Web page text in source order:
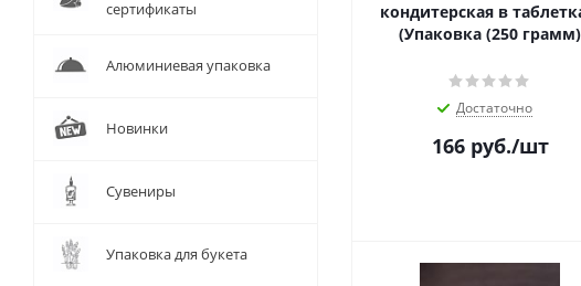
кондитерская в
(Упаковка (250 грамм)
Достаточно
166руб./шт
сертификаты
Алюминиевая упаковка
Новинки
Сувениры
Упаковка для букета